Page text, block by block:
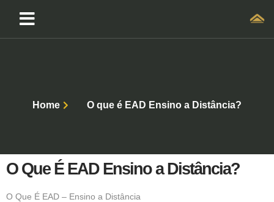
Home O que é EAD Ensino a Distância?
O Que É EAD Ensino a Distância?
O Que É EAD – Ensino a Distância